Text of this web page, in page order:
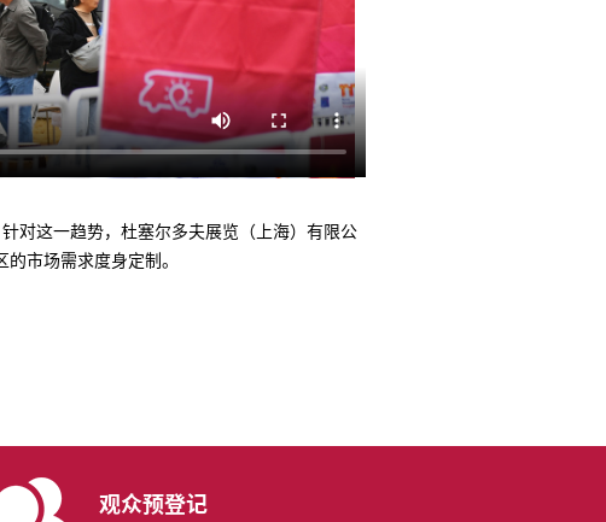
对这一趋势，杜塞尔多夫展览（上海）有限公
市场需求度身定制。
观众预登记